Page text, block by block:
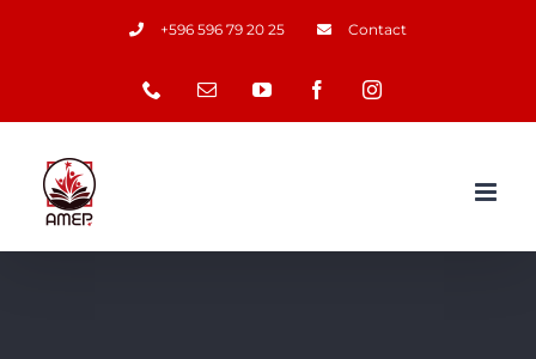
+596 596 79 20 25 Contact
TéléphoneEmail YouTube FacebookInstagram